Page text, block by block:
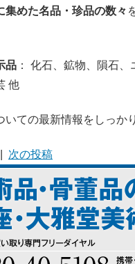
集めた名品・珍品の数々
品 ： 化石、鉱物、隕石
他
いての最新情報をしっか
次の投稿